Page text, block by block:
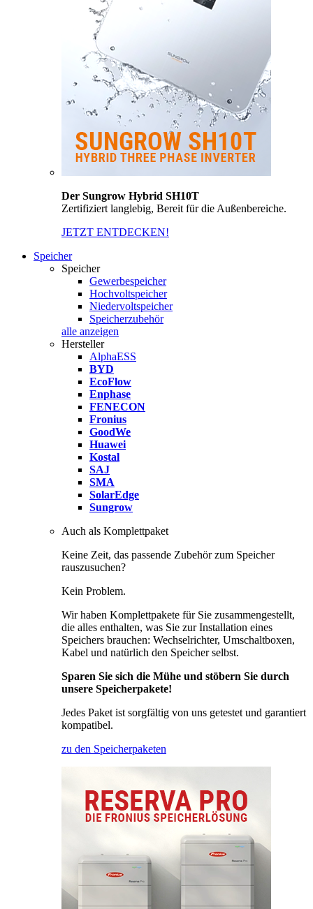
Der Sungrow Hybrid SH10T
Zertifiziert langlebig, Bereit für die Außenbereiche.
JETZT ENTDECKEN!
Speicher
Speicher
Gewerbespeicher
Hochvoltspeicher
Niedervoltspeicher
Speicherzubehör
alle anzeigen
Hersteller
AlphaESS
BYD
EcoFlow
Enphase
FENECON
Fronius
GoodWe
Huawei
Kostal
SAJ
SMA
SolarEdge
Sungrow
Auch als Komplettpaket
Keine Zeit, das passende Zubehör zum Speicher
rauszusuchen?
Kein Problem.
Wir haben Komplettpakete für Sie zusammengestellt,
die alles enthalten, was Sie zur Installation eines
Speichers brauchen: Wechselrichter, Umschaltboxen,
Kabel und natürlich den Speicher selbst.
Sparen Sie sich die Mühe und stöbern Sie durch
unsere Speicherpakete!
Jedes Paket ist sorgfältig von uns getestet und garantiert
kompatibel.
zu den Speicherpaketen